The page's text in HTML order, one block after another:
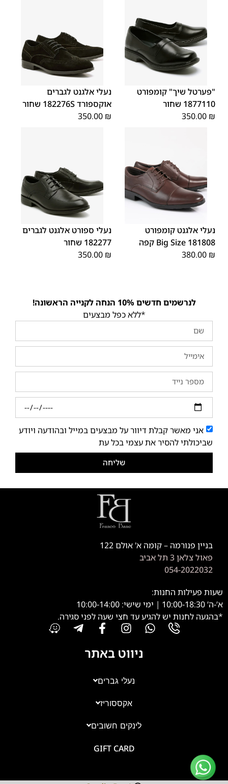
41
42
43
44
"פערטל שיך" קומפורט
1877110 שחור
350.00 ₪
40
41
42
43
44
נעלי אלגנט לגברים
אוקספורד 182276S שחור
350.00 ₪
נעלי אלגנט קומפורט
181808 Big Size קפה
380.00 ₪
40
41
42
43
44
נעלי ספורט אלגנט לגברים
182277 שחור
350.00 ₪
לנרשמים חדשים 10% הנחה לקנייה הראשונה!
*ללא כפל מבצעים
אני מאשר קבלת דיוור על מבצעים במייל ובהודעה ויודע
שביכולתי להסיר את עצמי בכל עת
שליחה
בניין פנורמה – קומה א' אולם 122
פאול צלאן 3 תל אביב
054-2022032
שעות פעילות החנות:
א’-ה’ 10:00-18:30 | ימי שישי: 10:00-14:00
*בהגעה לחנות יש להגיע עד חצי שעה לפני סגירה.
ניווט באתר
נעלי גברים
אקססוריז
לינקים חשובים
GIFT CARD